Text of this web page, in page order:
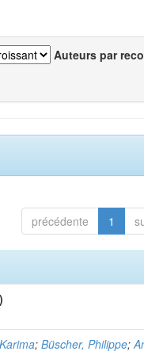
Auteurs par
précédente 1
;Büscher, Philippe;